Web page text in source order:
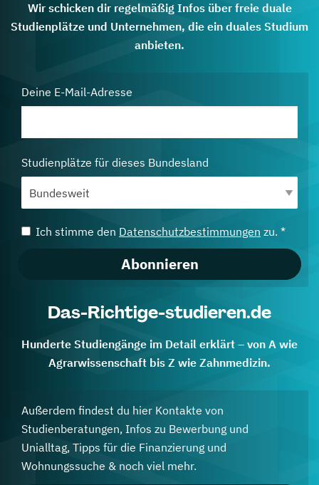
Wir schicken dir regelmäßig Infos über freie duale
Studienplätze und Unternehmen, die ein duales Studium
anbieten.
Deine E-Mail-Adresse
Studienplätze für dieses Bundesland
Ich stimme den Datenschutzbestimmungen zu. *
Abonnieren
Das-Richtige-studieren.de
Hunderte Studiengänge im Detail erklärt – von A wie
Agrarwissenschaft bis Z wie Zahnmedizin.
Außerdem findest du hier Kontakte von
Studienberatungen, Infos zu Bewerbung und
Unialltag, Tipps für die Finanzierung und
Wohnungssuche & noch viel mehr.